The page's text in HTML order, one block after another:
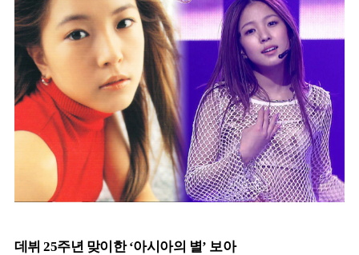
데뷔 25주년 맞이한 ‘아시아의 별’ 보아